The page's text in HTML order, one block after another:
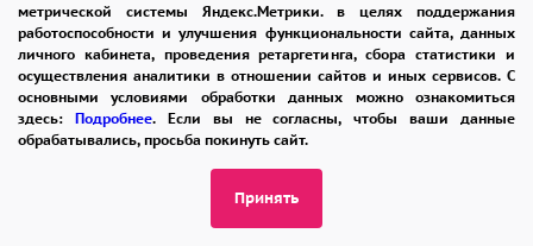
метрической системы Яндекс.Метрики. в целях поддержания
работоспособности и улучшения функциональности сайта, данных
личного кабинета, проведения ретаргетинга, сбора статистики и
осуществления аналитики в отношении сайтов и иных сервисов. С
основными условиями обработки данных можно ознакомиться
здесь: Подробнее. Если вы не согласны, чтобы ваши данные
обрабатывались, просьба покинуть сайт.
Принять
Наши флористы всегда готовы
предложить вам консультации и помочь
выбрать идеальный букет, который будет
гармонировать с особенностями
получателя. Мы поможем вам учесть все